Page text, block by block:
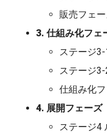
販売フェ
3. 仕組み化フェ
ステージ
ステージ
仕組み化
4. 展開フェーズ
ステージ4